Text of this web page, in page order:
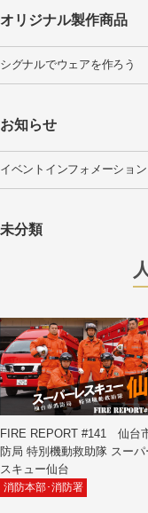
オリジナル製作商品
シグナルでウェアを作ろう
お知らせ
イベントインフォメーション
未分類
FIRE REPORT #141 仙台
防局 特別機動救助隊 スーパ
スキュー仙台
消防本部･消防署